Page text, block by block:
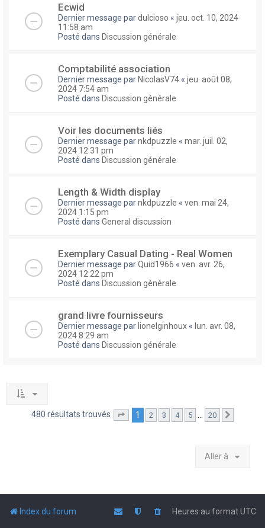
Ecwid
Dernier message pardulcioso « jeu. oct. 10, 2024
11:58 am
Posté dans Discussion générale
Comptabilité association
Dernier message par NicolasV74 « jeu. août 08,
2024 7:54 am
Posté dans Discussion générale
Voir les documents liés
Dernier message parnkdpuzzle « mar. juil. 02,
2024 12:31 pm
Posté dans Discussion générale
Length & Width display
Dernier message parnkdpuzzle « ven. mai 24,
2024 1:15 pm
Posté dans General discussion
Exemplary Сasual Dating - Real Women
Dernier message parQuid1966 « ven. avr. 26,
2024 12:22 pm
Posté dans Discussion générale
grand livre fournisseurs
Dernier message par lionelginhoux « lun. avr. 08,
2024 8:29 am
Posté dans Discussion générale
480 résultats trouvés Page sur20
1 2 3 4 5 … 20
Aller à
Index du forum Heures au formatUTC